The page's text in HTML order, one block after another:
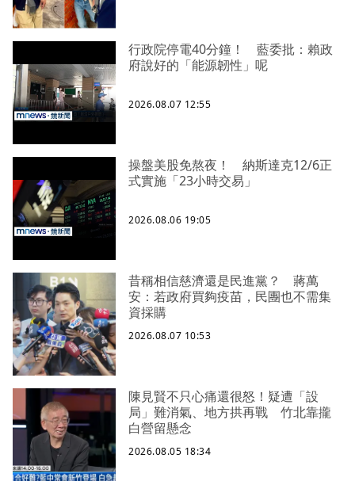
行政院停電40分鐘！ 藍委批：賴政
府說好的「能源韌性」呢
2026.08.07 12:55
操盤美股免熬夜！ 納斯達克12/6正
式實施「23小時交易」
2026.08.06 19:05
昔稱相信慈濟還是民進黨？ 蔣萬
安：若政府買夠疫苗，民團也不需集
資採購
2026.08.07 10:53
陳見賢不只心痛還很怒！疑遭「設
局」難消氣、地方拱再戰 竹北靠攏
白營留懸念
2026.08.05 18:34